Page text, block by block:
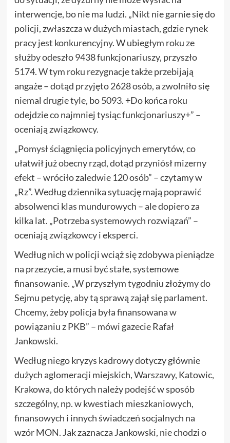
interwencje, bo nie ma ludzi. „Nikt nie garnie się do
policji, zwłaszcza w dużych miastach, gdzie rynek
pracy jest konkurencyjny. W ubiegłym roku ze
służby odeszło 9438 funkcjonariuszy, przyszło
5174. W tym roku rezygnacje także przebijają
angaże – dotąd przyjęto 2628 osób, a zwolniło się
niemal drugie tyle, bo 5093. +Do końca roku
odejdzie co najmniej tysiąc funkcjonariuszy+” –
oceniają związkowcy.
„Pomysł ściągnięcia policyjnych emerytów, co
ułatwił już obecny rząd, dotąd przyniósł mizerny
efekt – wróciło zaledwie 120 osób” – czytamy w
„Rz”. Według dziennika sytuację mają poprawić
absolwenci klas mundurowych – ale dopiero za
kilka lat. „Potrzeba systemowych rozwiązań” –
oceniają związkowcy i eksperci.
Według nich w policji wciąż się zdobywa pieniądze
na przezycie, a musi być stałe, systemowe
finansowanie. „W przyszłym tygodniu złożymy do
Sejmu petycję, aby tą sprawą zajął się parlament.
Chcemy, żeby policja była finansowana w
powiązaniu z PKB” – mówi gazecie Rafał
Jankowski.
Według niego kryzys kadrowy dotyczy głównie
dużych aglomeracji miejskich, Warszawy, Katowic,
Krakowa, do których należy podejść w sposób
szczególny, np. w kwestiach mieszkaniowych,
finansowych i innych świadczeń socjalnych na
wzór MON. Jak zaznacza Jankowski, nie chodzi o